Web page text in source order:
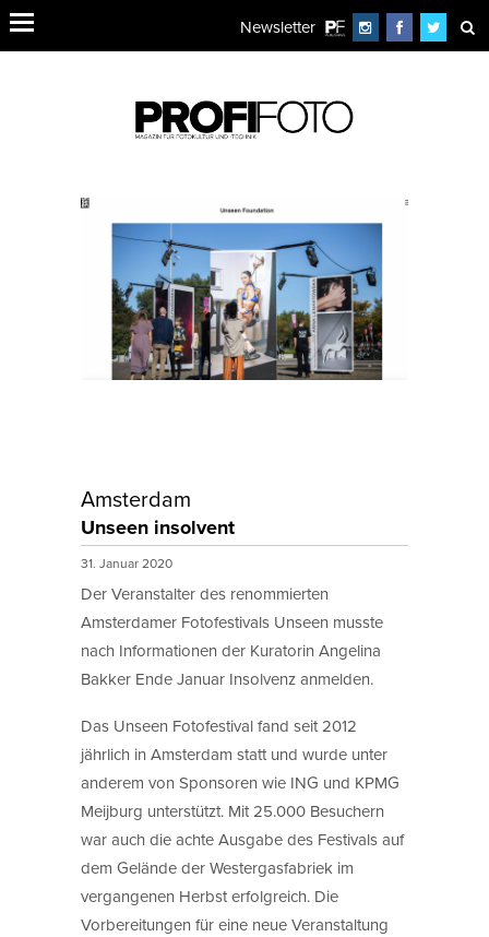
Newsletter
Amsterdam
Unseen insolvent
31. Januar 2020
Der Veranstalter des renommierten
Amsterdamer Fotofestivals Unseen musste
nach Informationen der Kuratorin Angelina
Bakker Ende Januar Insolvenz anmelden.
Das Unseen Fotofestival fand seit 2012
jährlich in Amsterdam statt und wurde unter
anderem von Sponsoren wie ING und KPMG
Meijburg unterstützt. Mit 25.000 Besuchern
war auch die achte Ausgabe des Festivals auf
dem Gelände der Westergasfabriek im
vergangenen Herbst erfolgreich. Die
Vorbereitungen für eine neue Veranstaltung